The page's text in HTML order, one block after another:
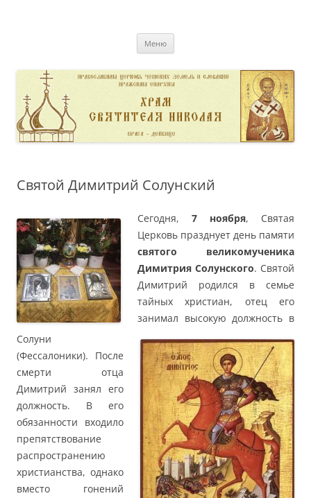
Меню
Святой Димитрий Солунский
Сегодня, 7 ноября, Святая
Церковь празднует день памяти
святого великомученика
Димитрия Солунского. Святой
Димитрий родился в семье
тайных христиан, отец его
занимал высокую должность в
Солуни
(Фессалоники). После
смерти отца
Димитрий занял его
должность. В его
обязанности входило
препятствование
распространению
христианства, однако
вместо гонений